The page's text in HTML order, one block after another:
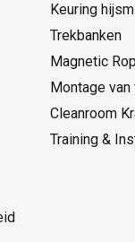
Keuring
Trekbanken
Magnetic
Montage
Cleanroom
Training &